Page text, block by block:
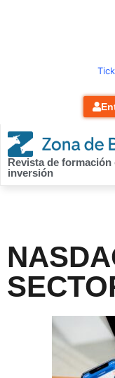
Revista de
inversión